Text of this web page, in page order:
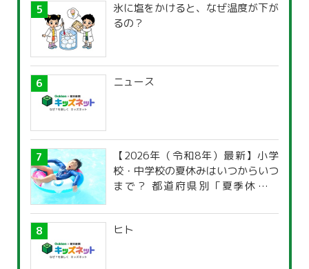
氷に塩をかけると、なぜ温度が下が
るの？
ニュース
【2026年（令和8年）最新】小学
校・中学校の夏休みはいつからいつ
まで？ 都道府県別「夏季休暇一
ヒト